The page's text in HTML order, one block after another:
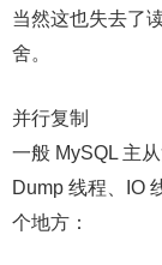
当然这也失去了
舍。
并行复制
一般 MySQL 主
Dump 线程、IO
个地方：